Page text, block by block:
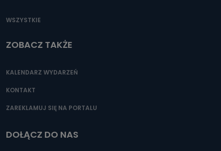
WSZYSTKIE
ZOBACZ TAKŻE
KALENDARZ WYDARZEŃ
KONTAKT
ZAREKLAMUJ SIĘ NA PORTALU
DOŁĄCZ DO NAS